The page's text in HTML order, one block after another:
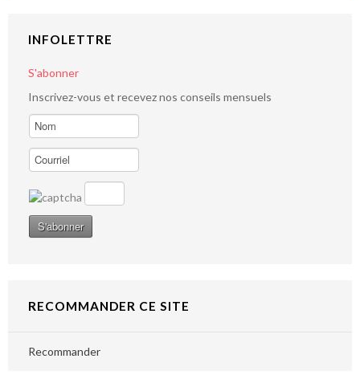
INFOLETTRE
S'abonner
Inscrivez-vous et recevez nos conseils mensuels
RECOMMANDER CE SITE
Recommander